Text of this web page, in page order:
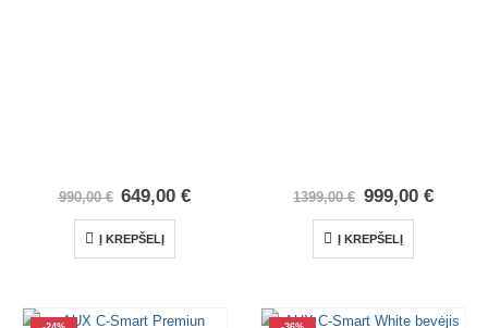
990,00€ 649,00€
Į KREPŠELĮ
1399,00€ 999,00 €
Į KREPŠELĮ